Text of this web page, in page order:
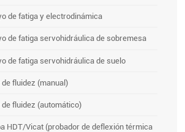
de fatiga y electrodinámica
de fatiga servohidráulica de sobremesa
de fatiga servohidráulica de suelo
fluidez (manual)
fluidez (automático)
HDT/Vicat (probador de deflexión térmica